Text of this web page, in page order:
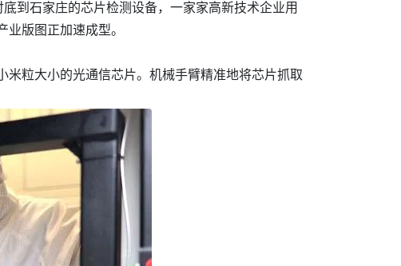
到石家庄的芯片检测设备，一家家高新技术企业用
版图正加速成型。
粒大小的光通信芯片。机械手臂精准地将芯片抓取